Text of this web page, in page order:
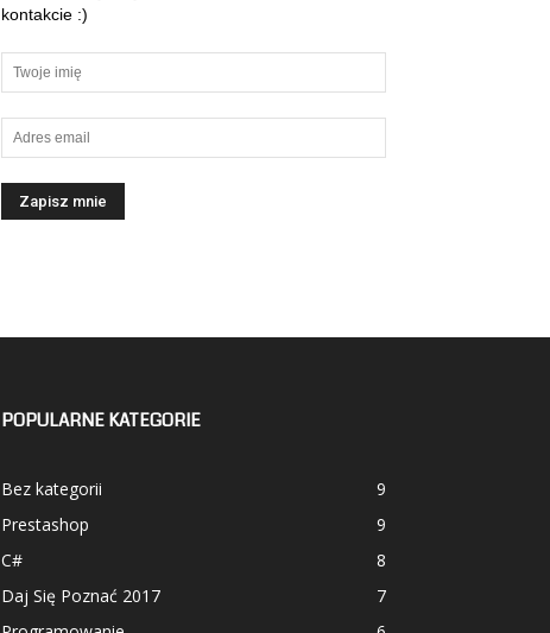
kontakcie :)
POPULARNE KATEGORIE
Bez kategorii
9
Prestashop
9
C#
8
Daj Się Poznać 2017
7